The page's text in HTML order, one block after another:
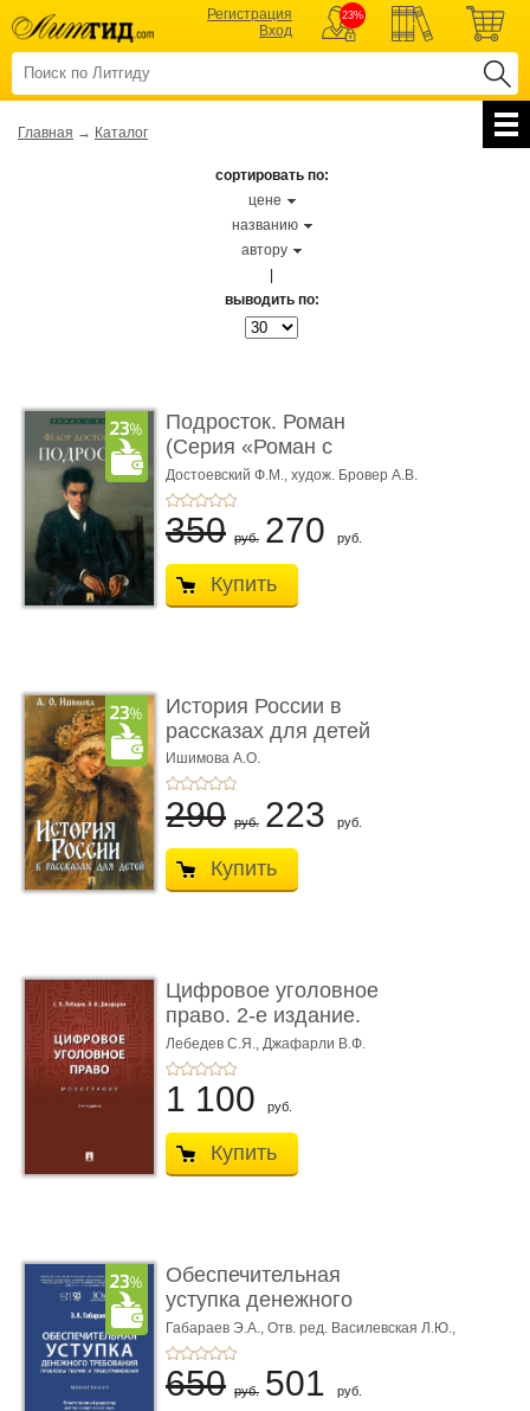
Регистрация
Вход
23%
Главная → Каталог
сортировать по:
цене
названию
автору
выводить по:
Подросток. Роман
(Серия «Роман с
книгой»)
Достоевский Ф.М., худож. Бровер А.В.
350 руб. 270 руб.
Купить
История России в
рассказах для детей
Ишимова А.О.
290 руб. 223 руб.
Купить
Цифровое уголовное
право. 2-е издание.
Монограф ...
Лебедев С.Я., Джафарли В.Ф.
1 100 руб.
Купить
Обеспечительная
уступка денежного
требования ...
Габараев Э.А., Отв. ред. Василевская Л.Ю.,
вступ. сл. Каретина М.Г.
650 руб. 501 руб.